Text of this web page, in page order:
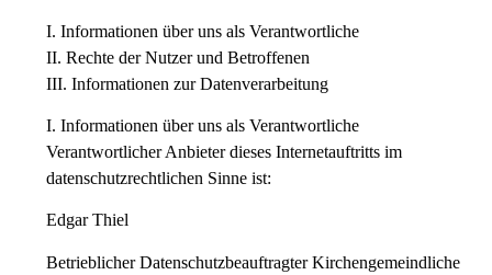
I. Informationen über uns als Verantwortliche
II. Rechte der Nutzer und Betroffenen
III. Informationen zur Datenverarbeitung
I. Informationen über uns als Verantwortliche
Verantwortlicher Anbieter dieses Internetauftritts im
datenschutzrechtlichen Sinne ist:
Edgar Thiel
Betrieblicher Datenschutzbeauftragter Kirchengemeindliche